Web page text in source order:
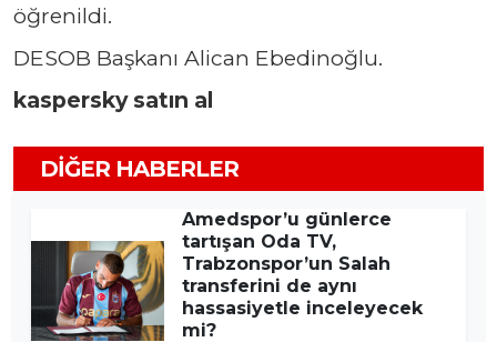
öğrenildi.
DESOB Başkanı Alican Ebedinoğlu.
kaspersky satın al
DIĞER HABERLER
Amedspor’u günlerce
tartışan Oda TV,
Trabzonspor’un Salah
transferini de aynı
hassasiyetle inceleyecek
mi?